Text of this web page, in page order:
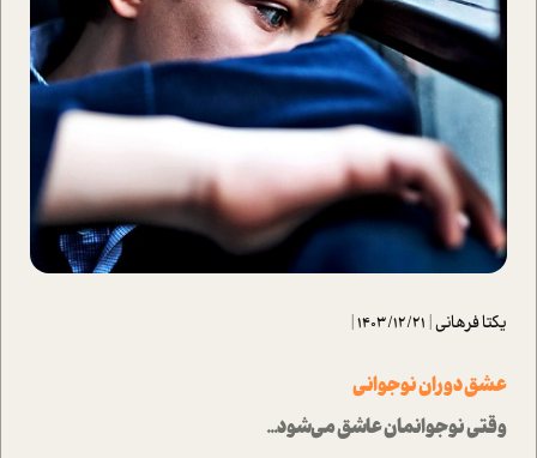
یکتا فرهانی|
1403/12/21
|
عشق دوران نوجواني
وقتي نوجوانمان عاشق مي‌شود...